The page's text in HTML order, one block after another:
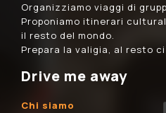
Organizziamo viaggi di
Proponiamo itinerari
il resto del mondo.
Prepara la valigia, al resto
Drive me away
Chi siamo